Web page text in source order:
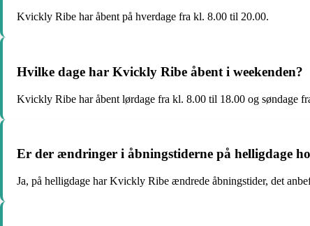
Kvickly Ribe har åbent på hverdage fra kl. 8.00 til 20.00.
Hvilke dage har Kvickly Ribe åbent i weekenden?
Kvickly Ribe har åbent lørdage fra kl. 8.00 til 18.00 og søndage
Er der ændringer i åbningstiderne på helligdage
Ja, på helligdage har Kvickly Ribe ændrede åbningstider, det